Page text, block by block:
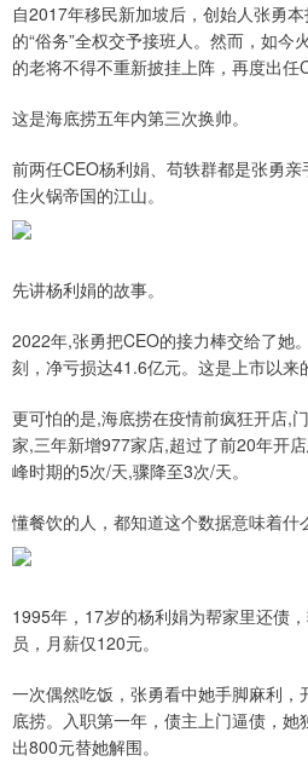
自2017年移民新加坡后，创始人张勇
的“俗务”全权交予接班人。然而，如今
的老将不得不重新披挂上阵，再度出任
这是海底捞五年内第三次换帅。
前两任CEO杨利娟、苟轶群都是张勇
住火锅帝国的江山。
先讲杨利娟的故事。
2022年,张勇把CEO的接力棒交给了她
刻，净亏损达41.6亿元。这是上市以来
更可怕的是,海底捞在疫情前疯狂开店,
家,三年新增977家店,超过了前20年开
峰时期的5次/天,骤降至3次/天。
懂餐饮的人，都知道这个数据意味着什
1995年，17岁的杨利娟为帮家里还债
员，月薪仅120元。
一次偶然吃饭，张勇看中她手脚麻利，
底捞。入职第一年，债主上门逼债，
出800元替她解围。